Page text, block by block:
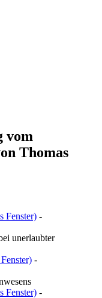
vom
Thomas
Fenster) -
unerlaubter
-
Fenster) -